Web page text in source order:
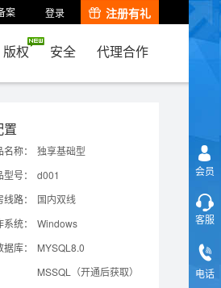
案 登录 注册有礼
版权 安全 代理合作
置
称：
独享基础型
号：
d001
路：
国内双线
统：
Windows
据库：
MYSQL8.0
MSSQL（开通后获取）
会员
客服
电话